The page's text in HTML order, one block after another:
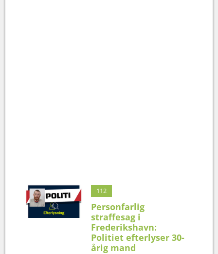
112
Personfarlig
straffesag i
Frederikshavn:
Politiet efterlyser 30-
årig mand